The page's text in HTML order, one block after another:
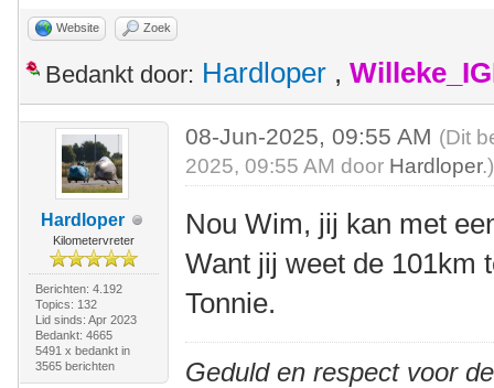
Website Zoek
Bedankt door: Hardloper ,
Hardloper
Kilometervreter
Berichten: 4.192
Topics: 132
Lid sinds: Apr 2023
Bedankt: 4665
5491 x bedankt in
3565 berichten
08-Jun-2025, 09:55 AM (Dit
2025, 09:55 AM door Hardloper.)
Nou Wim, jij kan met
Want jij weet de 101km
Tonnie.
Geduld en respect voor